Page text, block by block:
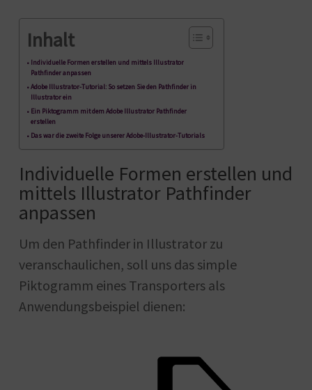
Inhalt
Individuelle Formen erstellen und mittels Illustrator
Pathfinder anpassen
Adobe Illustrator-Tutorial: So setzen Sie den Pathfinder in
Illustrator ein
Ein Piktogramm mit dem Adobe Illustrator Pathfinder
erstellen
Das war die zweite Folge unserer Adobe-Illustrator-Tutorials
Individuelle Formen erstellen und
mittels Illustrator Pathfinder
anpassen
Um den Pathfinder in Illustrator zu
veranschaulichen, soll uns das simple
Piktogramm eines Transporters als
Anwendungsbeispiel dienen: